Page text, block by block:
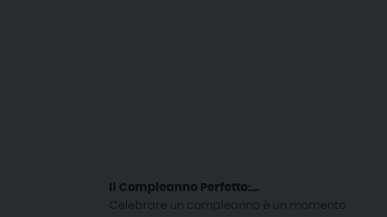
Il Compleanno Perfetto:...
Celebrare un compleanno è un momento